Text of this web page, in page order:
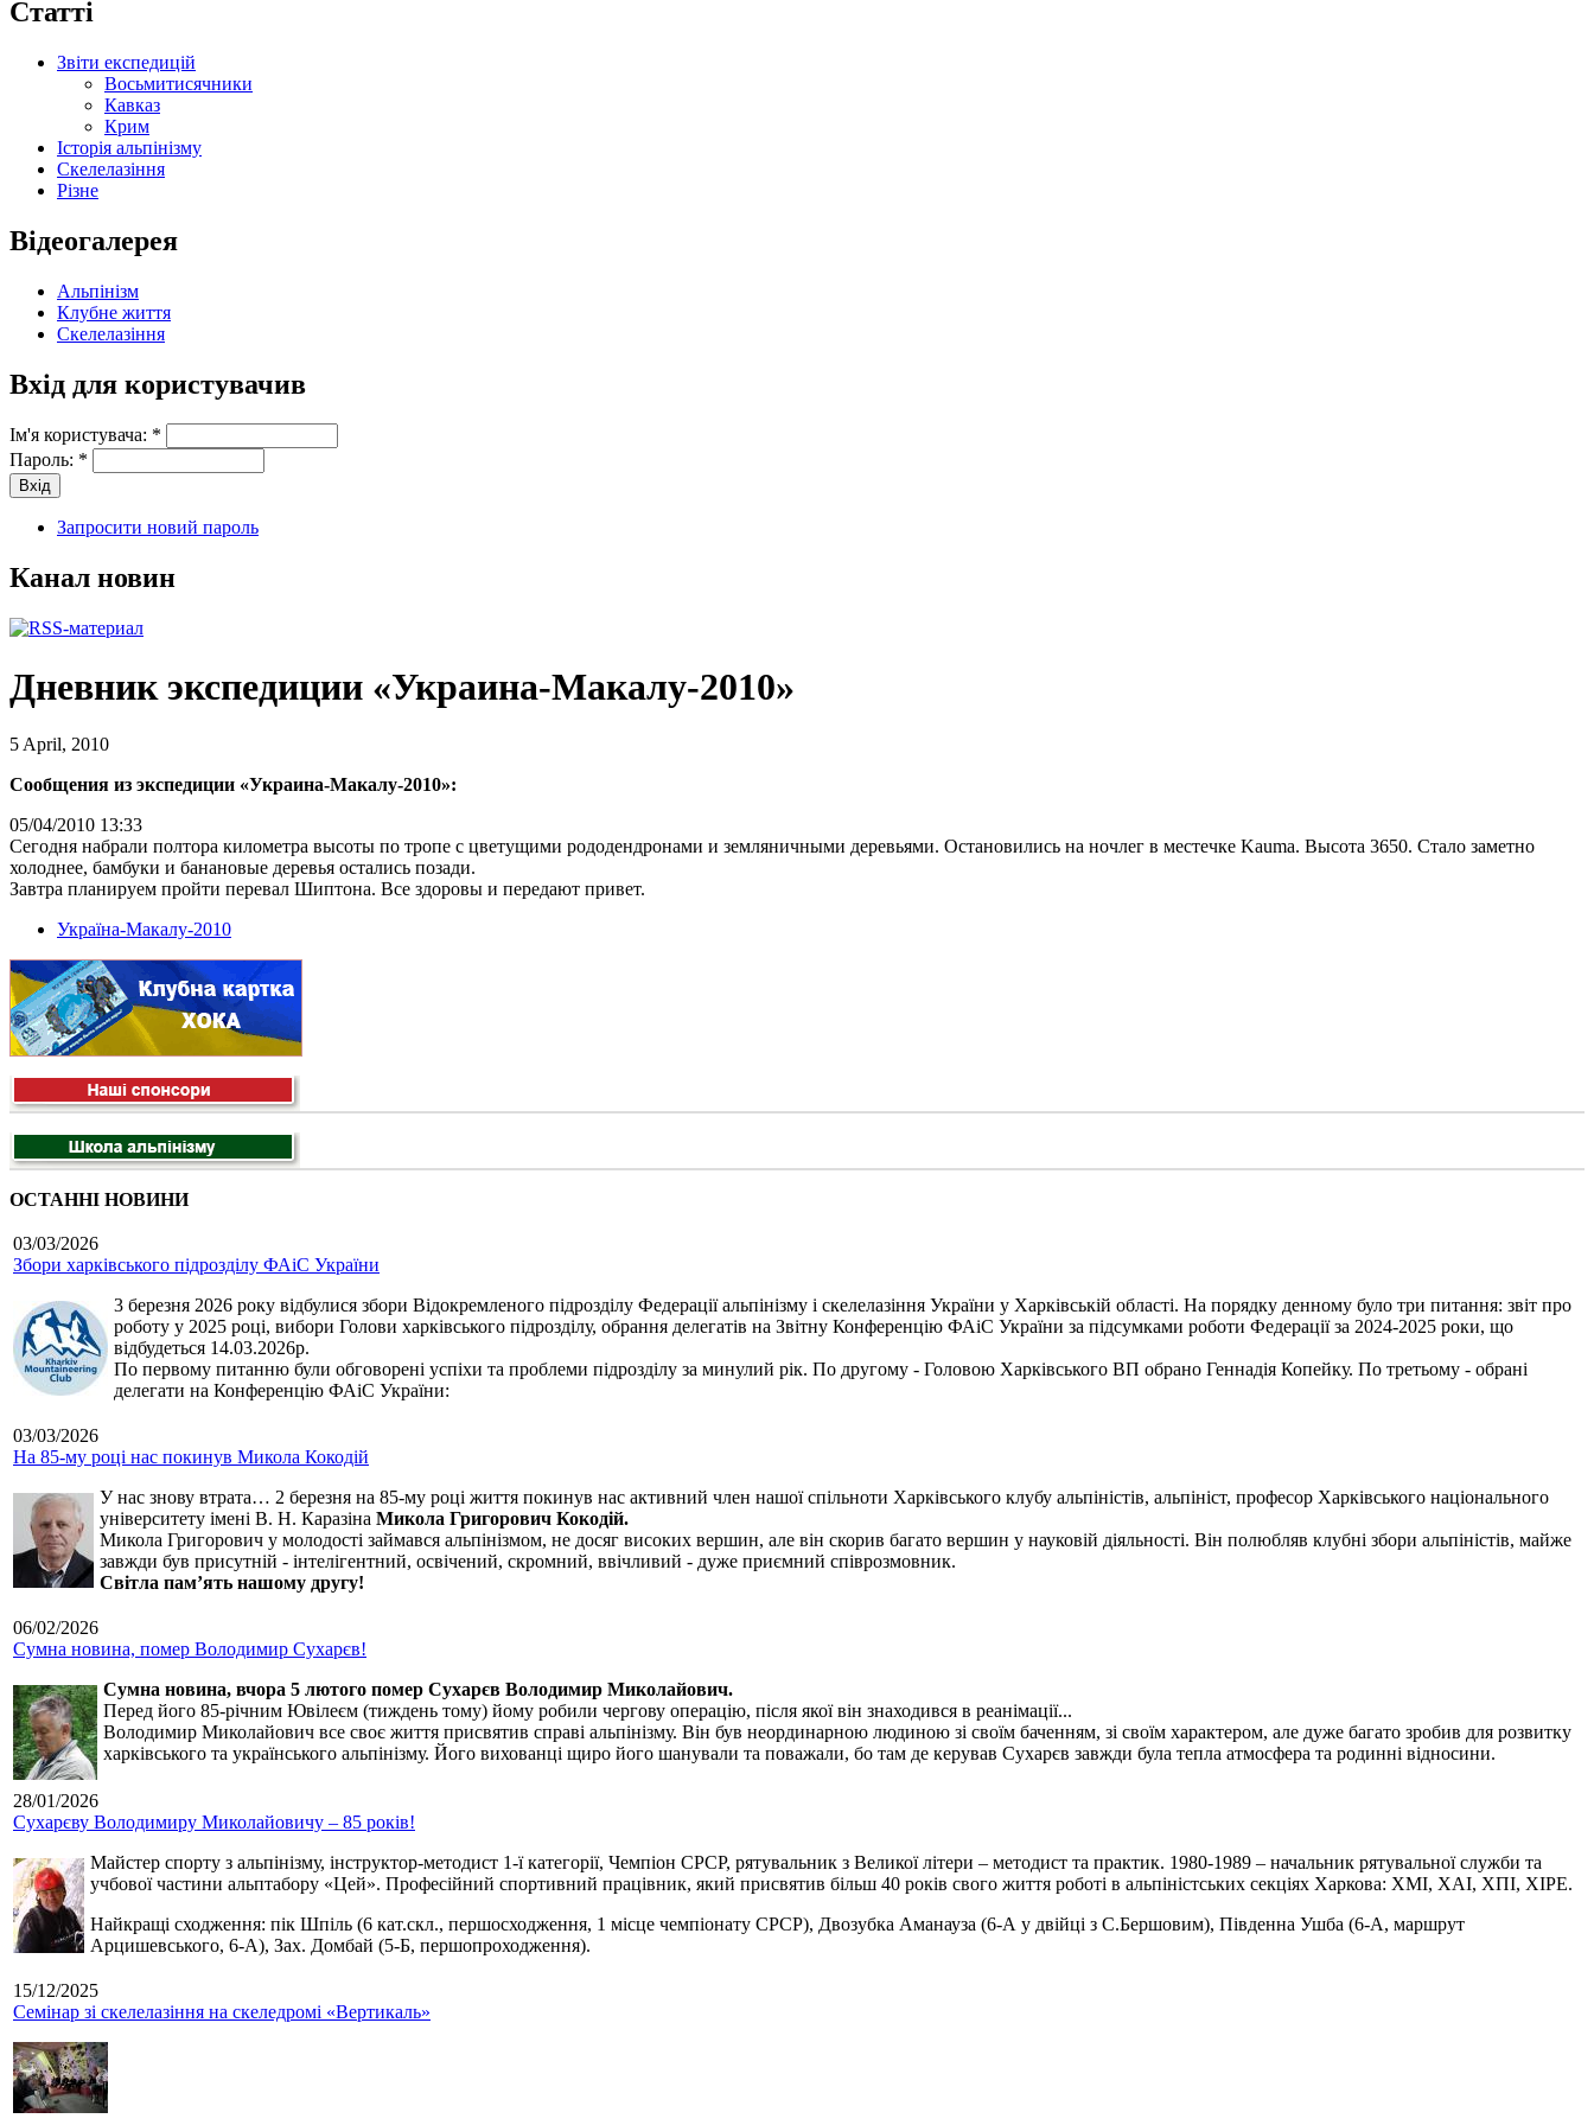
Статті
Звіти експедицій
Восьмитисячники
Кавказ
Крим
Історія альпінізму
Скелелазіння
Різне
Відеогалерея
Альпінізм
Клубне життя
Скелелазіння
Вхід для користувачив
Ім'я користувача: *
Пароль: *
Запросити новий пароль
Канал новин
Дневник экспедиции «Украина-Макалу-2010»
5 April, 2010
Сообщения из экспедиции «Украина-Макалу-2010»:
05/04/2010 13:33
Сегодня набрали полтора километра высоты по тропе с цветущими рододендронами и земляничными деревьями. Остановились на ночлег в местечке Kauma. Высота 3650. Стало заметно
холоднее, бамбуки и банановые деревья остались позади.
Завтра планируем пройти перевал Шиптона. Все здоровы и передают привет.
Україна-Макалу-2010
ОСТАННІ НОВИНИ
03/03/2026
Збори харківського підрозділу ФАіС України
3 березня 2026 року відбулися збори Відокремленого підрозділу Федерації альпінізму і скелелазіння України у Харківській області. На порядку денному було три питання: звіт про
роботу у 2025 році, вибори Голови харківського підрозділу, обрання делегатів на Звітну Конференцію ФАіС України за підсумками роботи Федерації за 2024-2025 роки, що
відбудеться 14.03.2026р.
По первому питанню були обговорені успіхи та проблеми підрозділу за минулий рік. По другому - Головою Харківського ВП обрано Геннадія Копейку. По третьому - обрані
делегати на Конференцію ФАіС України:
03/03/2026
На 85-му році нас покинув Микола Кокодій
У нас знову втрата… 2 березня на 85-му році життя покинув нас активний член нашої спільноти Харківського клубу альпіністів, альпініст, професор Харківського національного
університету імені В. Н. Каразіна Микола Григорович Кокодій.
Микола Григорович у молодості займався альпінізмом, не досяг високих вершин, але він скорив багато вершин у науковій діяльності. Він полюбляв клубні збори альпіністів, майже
завжди був присутній - інтелігентний, освічений, скромний, ввічливий - дуже приємний співрозмовник.
Світла пам’ять нашому другу!
06/02/2026
Сумна новина, помер Володимир Сухарєв!
Сумна новина, вчора 5 лютого помер Сухарєв Володимир Миколайович.
Перед його 85-річним Ювілеєм (тиждень тому) йому робили чергову операцію, після якої він знаходився в реанімації...
Володимир Миколайович все своє життя присвятив справі альпінізму. Він був неординарною людиною зі своїм баченням, зі своїм характером, але дуже багато зробив для розвитку
харківського та українського альпінізму. Його вихованці щиро його шанували та поважали, бо там де керував Сухарєв завжди була тепла атмосфера та родинні відносини.
28/01/2026
Сухарєву Володимиру Миколайовичу – 85 років!
Майстер спорту з альпінізму, інструктор-методист 1-ї категорії, Чемпіон СРСР, рятувальник з Великої літери – методист та практик. 1980-1989 – начальник рятувальної служби та
учбової частини альптабору «Цей». Професійний спортивний працівник, який присвятив більш 40 років свого життя роботі в альпіністських секціях Харкова: ХМІ, ХАІ, ХПІ, ХІРЕ.
Найкращі сходження: пік Шпіль (6 кат.скл., першосходження, 1 місце чемпіонату СРСР), Двозубка Аманауза (6-А у двійці з С.Бершовим), Південна Ушба (6-А, маршрут
Арцишевського, 6-А), Зах. Домбай (5-Б, першопроходження).
15/12/2025
Семінар зі скелелазіння на скеледромі «Вертикаль»